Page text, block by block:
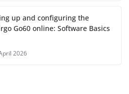
up and configuring the
Go60 online: Software Basics
2026